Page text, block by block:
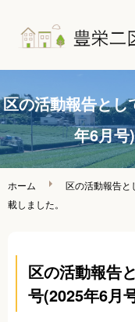
区
区の活動報告とし
年6月号
ホーム
区の活動報告と
載しました。
区の活動報告
号(2025年6月